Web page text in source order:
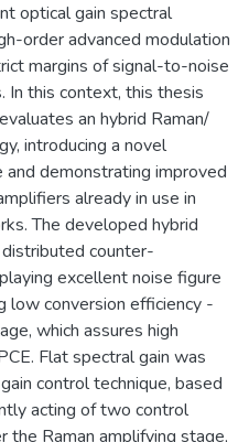
optical gain spectral
order advanced modulation
margins of signal-to-noise
this context, this thesis
an hybrid Raman/
introducing a novel
demonstrating improved
already in use in
The developed hybrid
counter-
excellent noise figure
low conversion efficiency -
which assures high
Flat spectral gain was
control technique, based
acting of two control
the Raman amplifying stage,